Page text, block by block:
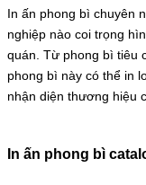
In ấn phong bì chuyên
nghiệp nào coi trọng
quán. Từ phong bì tiêu
phong bì này có thể in
nhận diện thương hiệu
In ấn phong bì